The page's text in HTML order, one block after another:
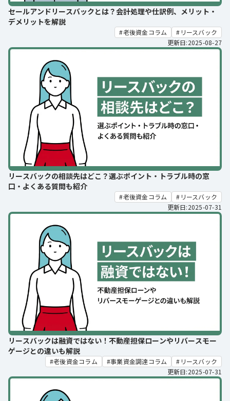
セールアンドリースバックとは？会計処理や仕訳例、メリット・
デメリットを解説
老後資金コラム
リースバック
更新日:2025-08-27
リースバックの相談先はどこ？選ぶポイント・トラブル時の窓
口・よくある質問も紹介
老後資金コラム
リースバック
更新日:2025-07-31
リースバックは融資ではない！不動産担保ローンやリバースモー
ゲージとの違いも解説
老後資金コラム 事業資金調達コラム
リースバック
更新日:2025-07-31